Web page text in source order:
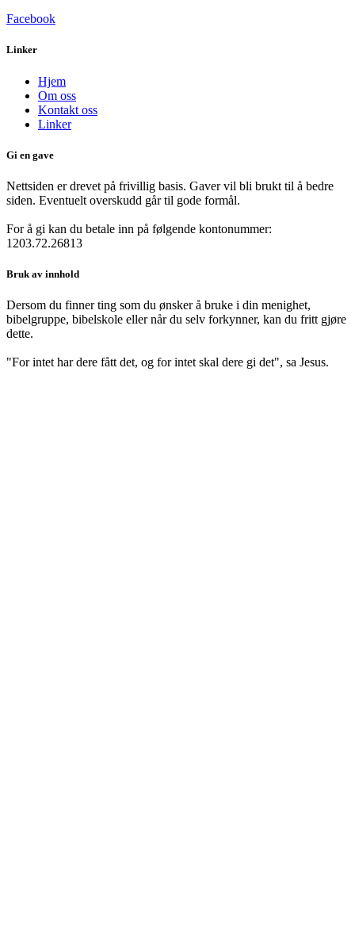
Facebook
Linker
Hjem
Om oss
Kontakt oss
Linker
Gi en gave
Nettsiden er drevet på frivillig basis. Gaver vil bli brukt til å bedre
siden. Eventuelt overskudd går til gode formål.
For å gi kan du betale inn på følgende kontonummer:
1203.72.26813
Bruk av innhold
Dersom du finner ting som du ønsker å bruke i din menighet,
bibelgruppe, bibelskole eller når du selv forkynner, kan du fritt gjøre
dette.
"For intet har dere fått det, og for intet skal dere gi det", sa Jesus.